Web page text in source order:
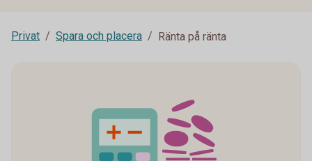
Privat Spara och placera Ränta på ränta